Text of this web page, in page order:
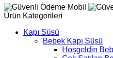
Ürün Kategorileri
Kapı Süsü
Bebek Kapı Süsü
Hoşgeldin